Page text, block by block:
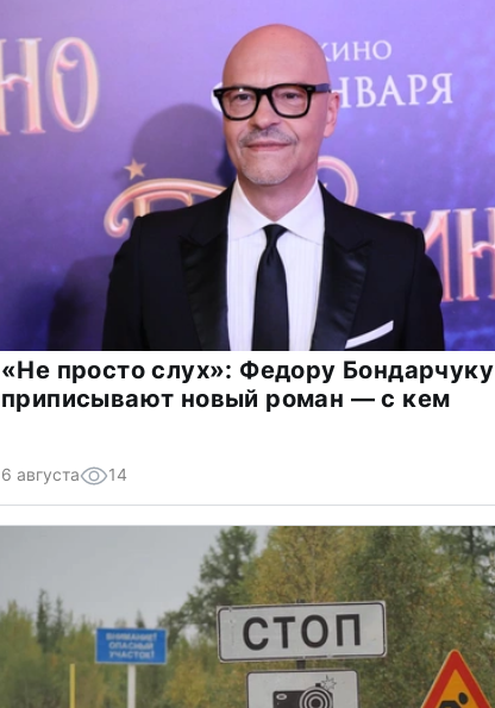
«Не просто слух»: Федору Бондарчуку
приписывают новый роман — с кем
6 августа 14